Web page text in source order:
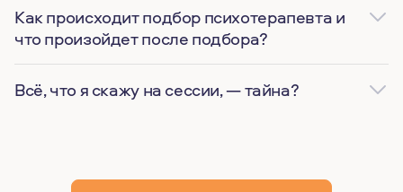
Как происходит подбор психотерапевта и
что произойдет после подбора?
Всё, что я скажу на сессии, — тайна?